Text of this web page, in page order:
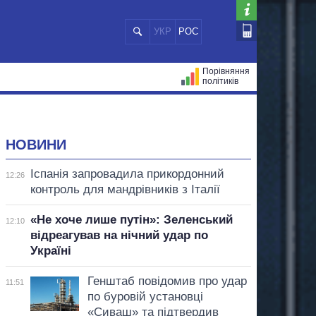
УКР РОС
Порівняння
політиків
НОВИНИ
12:26
Іспанія запровадила прикордонний
контроль для мандрівників з Італії
12:10
«Не хоче лише путін»: Зеленський
відреагував на нічний удар по
Україні
11:51
Генштаб повідомив про удар
по буровій установці
«Сиваш» та підтвердив